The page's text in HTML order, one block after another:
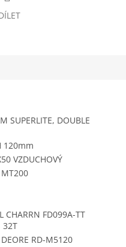
SUPERLITE, DOUBLE
120mm
VZDUCHOVÝ
CHARRN FD099A-TT
32T
RD-M5120